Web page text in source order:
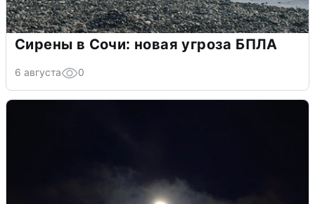
Сирены в Сочи: новая угроза БПЛА
6 августа 0